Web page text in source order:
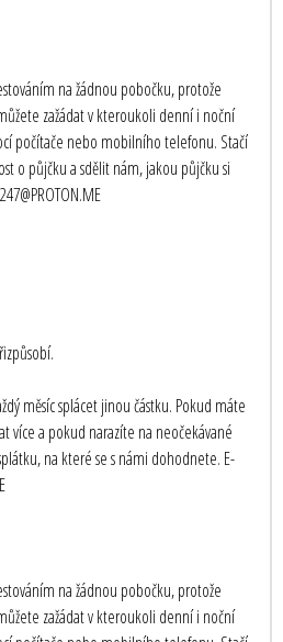
na žádnou pobočku, protože
zažádat v kteroukoli denní i noční
počítače nebo mobilního telefonu. Stačí
o půjčku a sdělit nám, jakou půjčku si
měsíc splácet jinou částku. Pokud máte
více a pokud narazíte na neočekávané
na které se s námi dohodnete. E-
na žádnou pobočku, protože
zažádat v kteroukoli denní i noční